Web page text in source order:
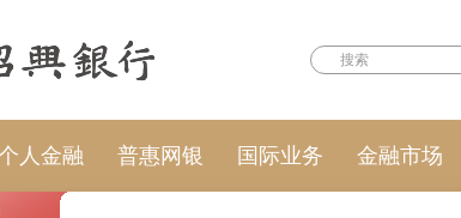
人金融 普惠网银 国际业务 金融市场